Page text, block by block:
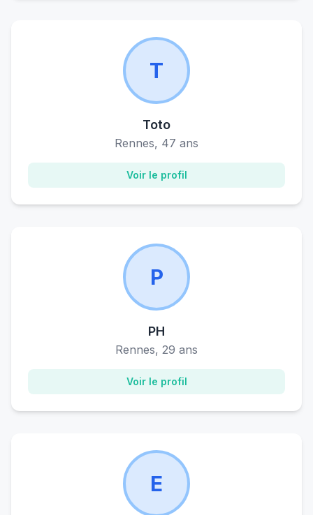
T
Toto
Rennes, 47 ans
Voir le profil
P
PH
Rennes, 29 ans
Voir le profil
E